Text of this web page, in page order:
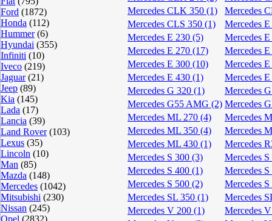
Ford (1872)
Honda (112)
Hummer(6)
Hyundai (355)
Infiniti (10)
Iveco (219)
Jaguar(21)
Jeep (89)
Kia (145)
Lada (17)
Lancia (39)
Land Rover(103)
Lexus (35)
Lincoln (10)
Man (85)
Mazda (148)
Mercedes (1042)
Mitsubishi (230)
Nissan (245)
Opel (2832)
Mercedes CLK 350 (1)
Mercedes
Mercedes CLS 350 (1)
Mercedes
Mercedes E 230 (5)
Mercedes
Mercedes E 270 (17)
Mercedes
Mercedes E 300 (10)
Mercedes
Mercedes E 430 (1)
Mercedes
Mercedes G 320 (1)
Mercedes
Mercedes G55 AMG (2) Mercedes
Mercedes ML 270 (4)
Mercedes
Mercedes ML 350 (4)
Mercedes
Mercedes ML 430 (1)
Mercedes
Mercedes S 300 (3)
Mercedes
Mercedes S 400 (1)
Mercedes
Mercedes S 500 (2)
Mercedes
Mercedes SL 350 (1)
Mercedes
Mercedes V 200 (1)
Mercedes